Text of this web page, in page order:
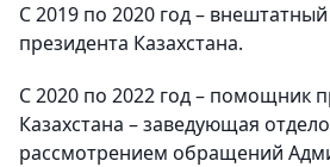
С 2019 по 2020 год –
президента Казахстана.
C 2020 по 2022 год – помощник
Казахстана – заведующая
рассмотрением обращений